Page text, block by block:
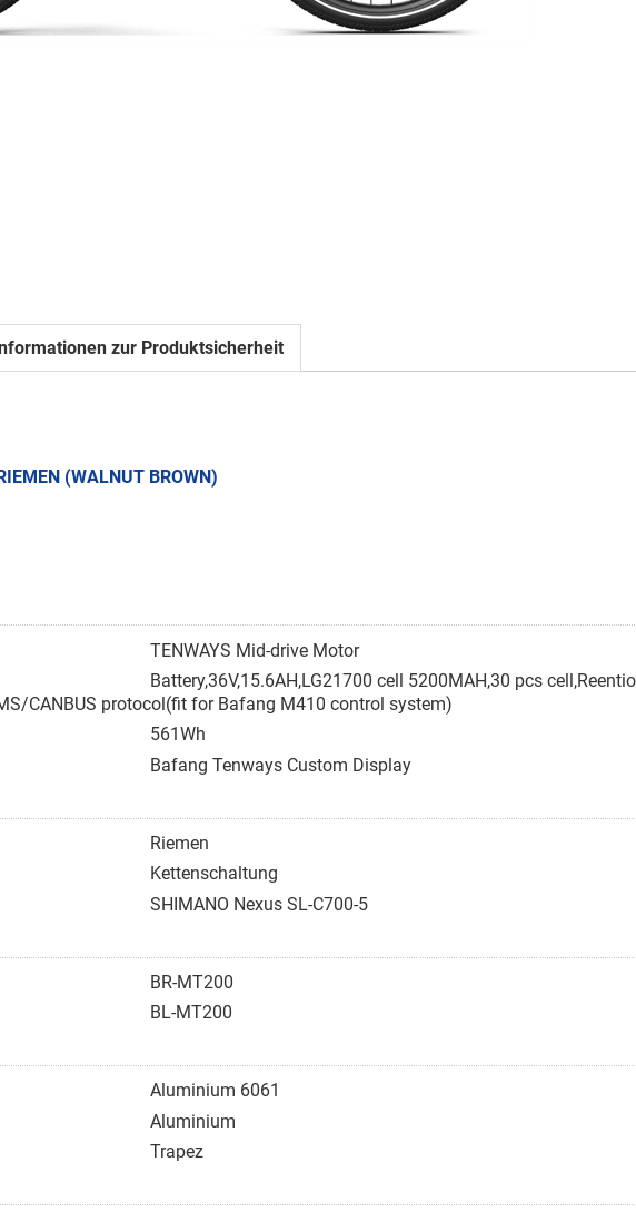
zur Produktsicherheit
(WALNUT BROWN)
TENWAYS Mid-drive Motor
Battery,36V,15.6AH,LG21700 cell 5200MAH,30 pcs
CANBUS protocol(fit for Bafang M410 control system)
561Wh
Bafang Tenways Custom Display
Riemen
Kettenschaltung
SHIMANO Nexus SL-C700-5
BR-MT200
BL-MT200
Aluminium 6061
Aluminium
Trapez